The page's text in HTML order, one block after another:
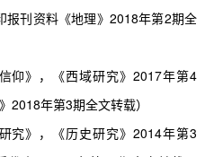
刊资料《地理》 2018年第2期全
仰》，《西域研究》2017年第4
2018年第3期全文转载）
究》，《历史研究》2014年第3